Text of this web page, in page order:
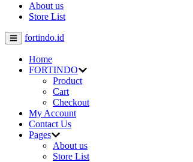
About us
Store List
fortindo.id
Home
FORTINDO
Product
Cart
Checkout
My Account
Contact Us
Pages
About us
Store List